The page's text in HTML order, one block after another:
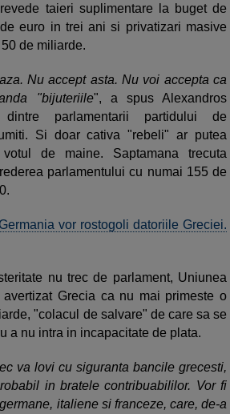
taieri suplimentare la buget de
euro in trei ani si privatizari masive
de miliarde.
Nu accept asta. Nu voi accepta ca
"bijuteriile", a spus Alexandros
parlamentarii partidului de
Si doar cativa "rebeli" ar putea
de maine. Saptamana trecuta
parlamentului cu numai 155 de
vor rostogoli datoriile Greciei.
nu trec de parlament, Uniunea
Grecia ca nu mai primeste o
"colacul de salvare" de care sa se
a nu intra in incapacitate de plata.
va lovi cu siguranta bancile grecesti,
in bratele contribuabililor. Vor fi
italiene si franceze, care, de-a